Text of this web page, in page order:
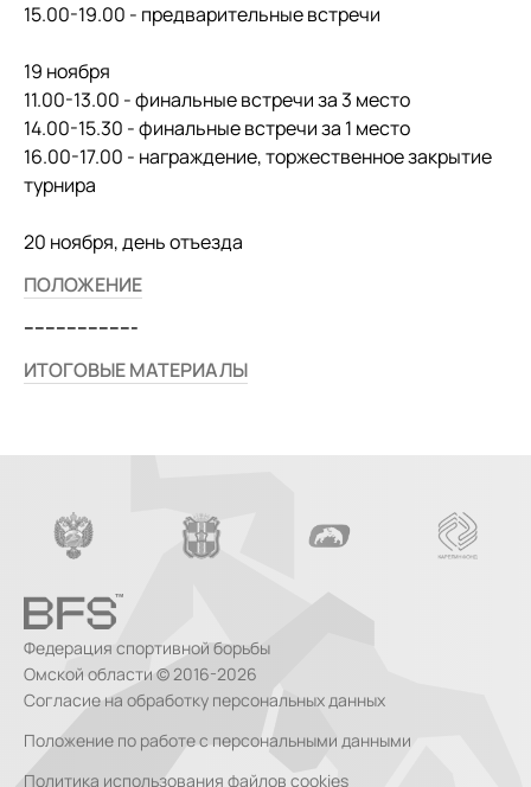
15.00-19.00 - предварительные встречи
19 ноября
11.00-13.00 - финальные встречи за 3 место
14.00-15.30 - финальные встречи за 1 место
16.00-17.00 - награждение, торжественное закрытие
турнира
20 ноября, день отъезда
ПОЛОЖЕНИЕ
---------------------
ИТОГОВЫЕ МАТЕРИАЛЫ
Федерация спортивной борьбы
Омской области © 2016-2026
Согласие на обработку персональных данных
Положение по работе с персональными данными
Политика использования файлов cookies